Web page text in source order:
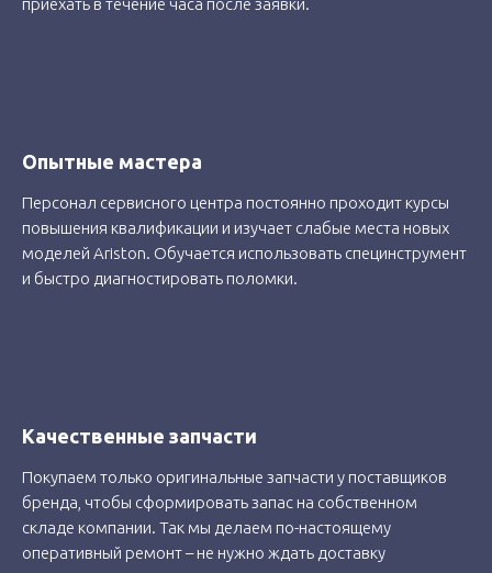
приехать в течение часа после заявки.
Опытные мастера
Персонал сервисного центра постоянно проходит курсы
повышения квалификации и изучает слабые места новых
моделей Ariston. Обучается использовать специнструмент
и быстро диагностировать поломки.
Качественные запчасти
Покупаем только оригинальные запчасти у поставщиков
бренда, чтобы сформировать запас на собственном
складе компании. Так мы делаем по-настоящему
оперативный ремонт – не нужно ждать доставку